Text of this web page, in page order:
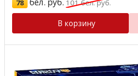
78 бел. руб. 101бел. руб.
В корзину